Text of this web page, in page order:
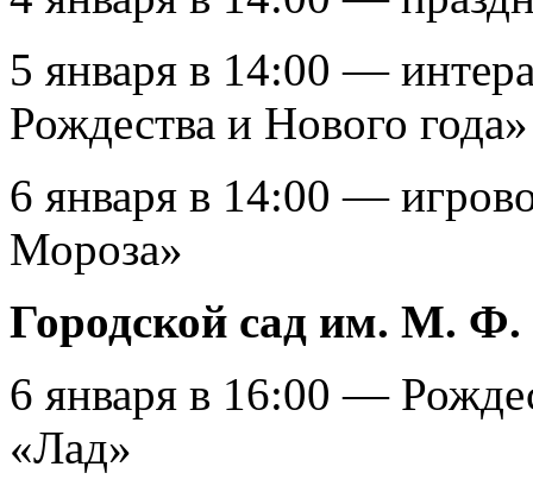
5 января в 14:00 —
Рождества и Нового года»
6 января в 14:00 —
Мороза»
Городской сад им. М.
6 января в 16:00 —
«Лад»